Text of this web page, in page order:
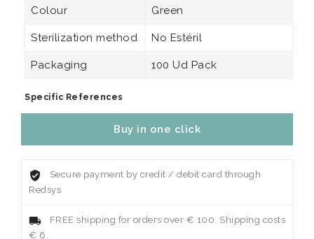
Colour Green
Sterilization method No Estéril
Packaging 100 Ud Pack
Specific References
Buy in one click
Secure payment by credit / debit card through
Redsys
FREE shipping for orders over € 100. Shipping costs
€ 6.